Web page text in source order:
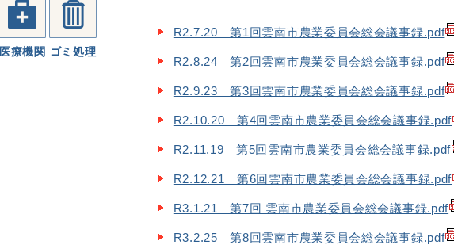
医療機関 ゴミ処理
R2.7.20 第1回雲南市農業委員会総会議事録.pdf
R2.8.24 第2回雲南市農業委員会総会議事録.pdf
R2.9.23 第3回雲南市農業委員会総会議事録.pdf
R2.10.20 第4回雲南市農業委員会総会議事録.pdf
R2.11.19 第5回雲南市農業委員会総会議事録.pdf
R2.12.21 第6回雲南市農業委員会総会議事録.pdf
R3.1.21 第7回 雲南市農業委員会総会議事録.pdf
R3.2.25 第8回雲南市農業委員会総会議事録.pdf